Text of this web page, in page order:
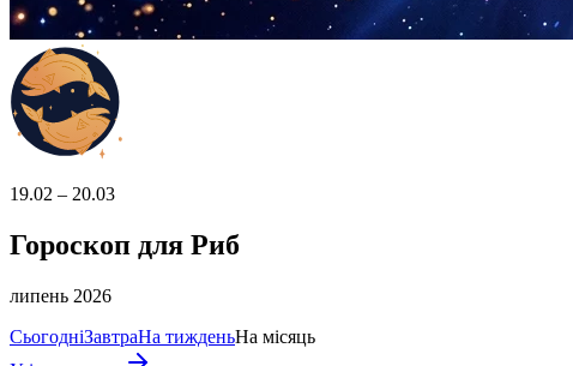
19.02 – 20.03
Гороскоп для Риб
липень 2026
СьогодніЗавтраНа тижденьНа місяць